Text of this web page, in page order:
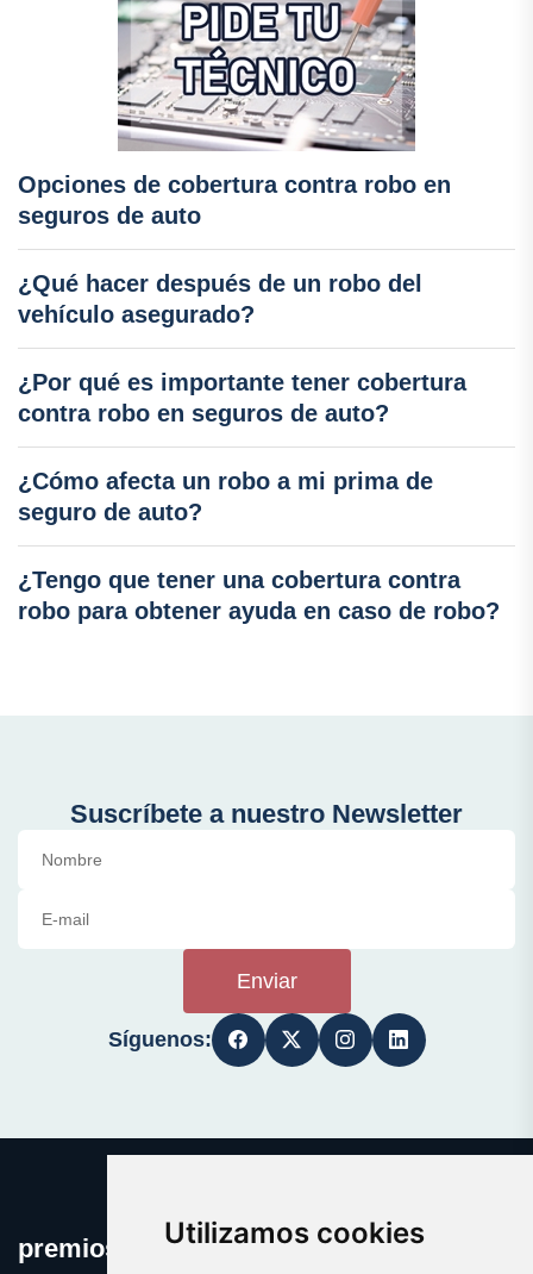
Utilizamos cookies
Opciones de cobertura contra robo en
seguros de auto
¿Qué hacer después de un robo del
vehículo asegurado?
¿Por qué es importante tener cobertura
contra robo en seguros de auto?
¿Cómo afecta un robo a mi prima de
seguro de auto?
¿Tengo que tener una cobertura contra
robo para obtener ayuda en caso de robo?
Suscríbete a nuestro Newsletter
Enviar
Síguenos:
premioseguro.com